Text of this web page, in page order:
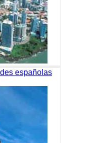
españolas